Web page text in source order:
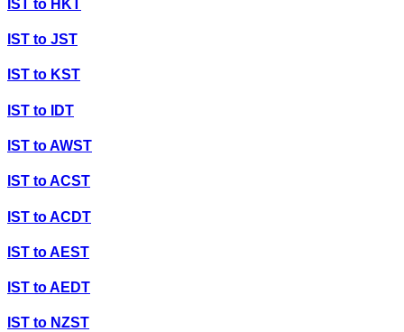
IST to HKT
IST to JST
IST to KST
IST to IDT
IST toAWST
IST toACST
IST toACDT
IST toAEST
IST toAEDT
IST to NZST